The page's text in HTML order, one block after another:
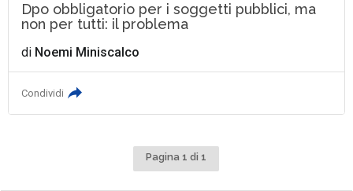
Dpo obbligatorio per i soggetti pubblici, ma
non per tutti: il problema
di Noemi Miniscalco
Condividi
Pagina 1 di 1